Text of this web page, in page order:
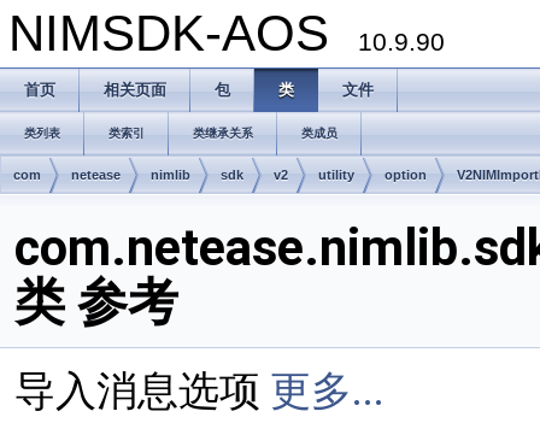
NIMSDK-AOS 10.9.90
首页 相关页面 包 类 文件
类列表 类索引 类继承关系 类成员
com netease nimlib sdk v2 utility option
类 参考
导入消息选项 更多...